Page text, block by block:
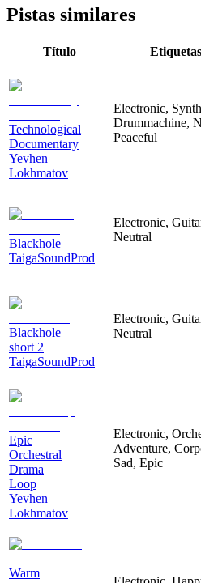
Pistas similares
Título Etiquetas
Technological
Documentary
Yevhen
Lokhmatov
Electronic,
Drummachine,
Peaceful
Blackhole
TaigaSoundProd
Electronic,
Neutral
Blackhole
short 2
TaigaSoundProd
Electronic,
Neutral
Epic
Orchestral
Drama
Loop
Yevhen
Lokhmatov
Electronic,
Adventure,
Sad, Epic
Warm